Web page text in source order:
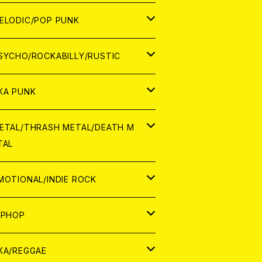
ログ
ログ
POP PUNK
ROCKABILLY/RUSTIC
PUNK
THRASH METAL/DEATH M
INDIE ROCK
REGGAE